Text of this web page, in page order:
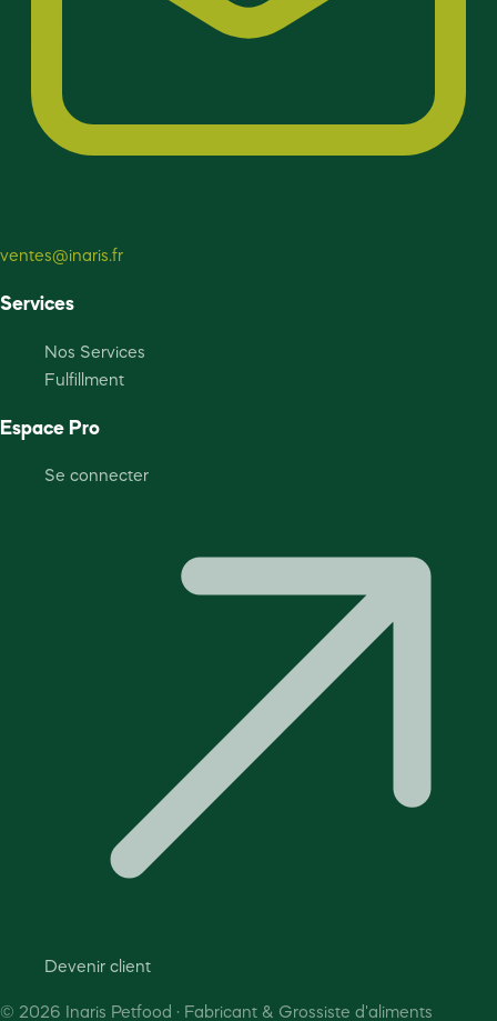
ventes@inaris.fr
Services
Nos Services
Fulfillment
Espace Pro
Se connecter
Devenir client
© 2026 Inaris Petfood · Fabricant & Grossiste d'aliments